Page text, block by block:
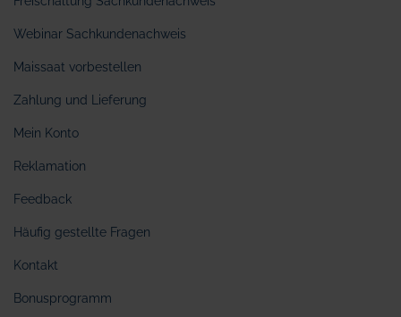
Webinar Sachkundenachweis
Maissaat vorbestellen
Zahlung und Lieferung
Mein Konto
Reklamation
Feedback
Häufig gestellte Fragen
Kontakt
Bonusprogramm